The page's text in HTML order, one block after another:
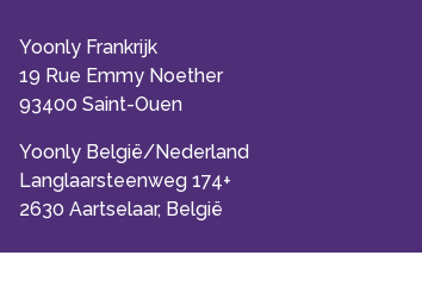
Yoonly Frankrijk
19 Rue Emmy Noether
93400 Saint-Ouen
Yoonly België/Nederland
Langlaarsteenweg 174+
2630 Aartselaar, België